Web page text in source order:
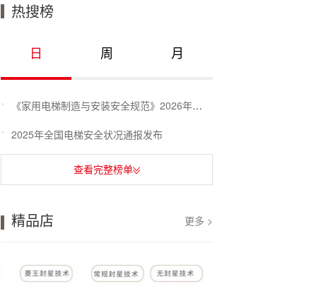
热搜榜
日 周 月
《家用电梯制造与安装安全规范》2026年3月1日实施
2025年全国电梯安全状况通报发布
查看完整榜单
精品店 更多 >